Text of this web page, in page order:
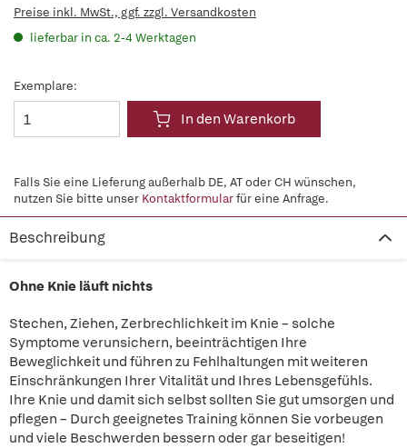
Preise inkl. MwSt., ggf. zzgl. Versandkosten
lieferbar in ca. 2-4 Werktagen
Exemplare:
In den Warenkorb
Falls Sie eine Lieferung außerhalb DE, AT oder CH wünschen,
nutzen Sie bitte unser Kontaktformularfür eine Anfrage.
Beschreibung
Ohne Knie läuft nichts
Stechen, Ziehen, Zerbrechlichkeit im Knie – solche
Symptome verunsichern, beeinträchtigen Ihre
Beweglichkeit und führen zu Fehlhaltungen mit weiteren
Einschränkungen Ihrer Vitalität und Ihres Lebensgefühls.
Ihre Knie und damit sich selbst sollten Sie gut umsorgen und
pflegen – Durch geeignetes Training können Sie vorbeugen
und viele Beschwerden bessern oder gar beseitigen!